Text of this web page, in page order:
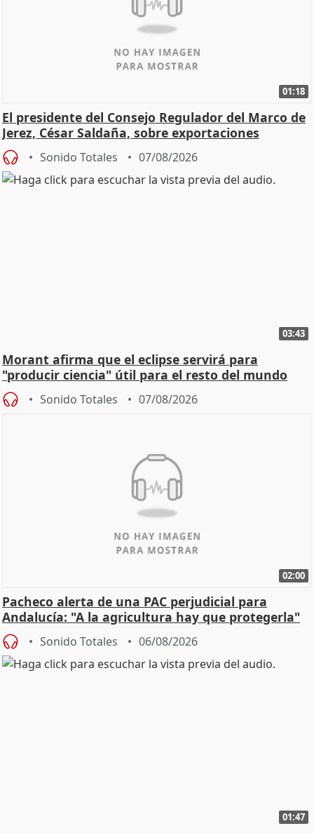
01:18
El presidente del Consejo Regulador del Marco de
Jerez, César Saldaña, sobre exportaciones
Sonido Totales 07/08/2026
03:43
Morant afirma que el eclipse servirá para
"producir ciencia" útil para el resto del mundo
Sonido Totales 07/08/2026
02:00
Pacheco alerta de una PAC perjudicial para
Andalucía: "A la agricultura hay que protegerla"
Sonido Totales 06/08/2026
01:47